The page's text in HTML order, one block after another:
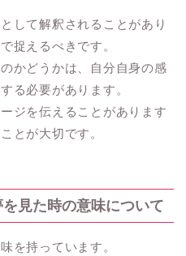
して解釈されることがあり
捉えるべきです。
かどうかは、自分自身の感
る必要があります。
ジを伝えることがあります
とが大切です。
見た時の意味について
を持っています。